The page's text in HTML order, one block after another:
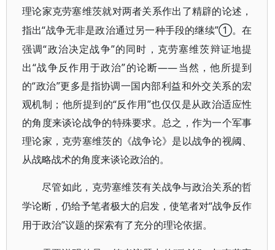
理论家克劳塞维茨就对两者关系作出了精辟的论述，
指出“战争无非是政治通过另一种手段的继续”①。在
强调“政治决定战争”的同时，克劳塞维茨辩证地提
出“战争反作用于政治”的论断——当然，他所提到
的“政治”更多是指协调一国内部利益和外交关系的宏
观机制；他所提到的“反作用”也仅仅是从政治适应性
的角度来谈论战争的特殊要求。总之，作为一个军事
理论家，克劳塞维茨的《战争论》是以战争的视阈、
从战略战术的角度来谈论政治的。
尽管如此，克劳塞维茨有关战争与政治关系的哲
学论断，仍给予笔者极大的启发，使笔者对“战争反作
用于政治”议题的探索有了充分的理论依据。